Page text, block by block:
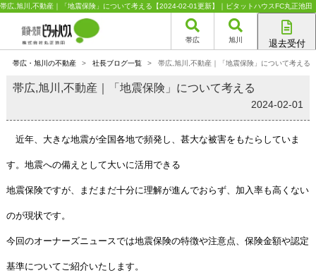
帯広,旭川,不動産｜「地震保険」について考える【2024-02-01更新】｜ピタットハウスFC丸正池田
帯広 旭川 退去受付
旭川店
帯広・旭川の不動産 > 社長ブログ一覧 > 帯広,旭川,不動産｜「地震保険」について考える
帯広,旭川,不動産｜「地震保険」について考える
2024-02-01
近年、大きな地震が全国各地で頻発し、甚大な被害をもたらしていま
す。地震への備えとして大いに活用できる
地震保険ですが、まだまだ十分に理解が進んでおらず、加入率も高くない
のが現状です。
今回のオーナーズニュースでは地震保険の特徴や注意点、保険金額や認定
基準についてご紹介いたします。